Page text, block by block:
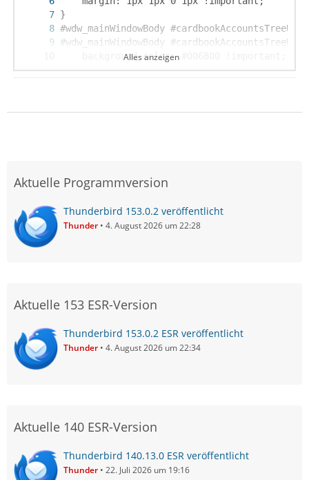
}
Alles anzeigen
Aktuelle Programmversion
Thunderbird 153.0.2 veröffentlicht
Thunder 4. August 2026 um 22:28
Aktuelle 153 ESR-Version
Thunderbird 153.0.2 ESR veröffentlicht
Thunder 4. August 2026 um 22:34
Aktuelle 140 ESR-Version
Thunderbird 140.13.0 ESR veröffentlicht
Thunder 22. Juli 2026 um 19:16